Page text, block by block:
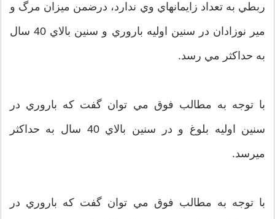
ربطي به تعداد زايمانهاي وي ندارد، درضمن ميزان مرگ و
مير نوزادان در سنين اوليه باروري و سنين بالاي 40 سال
به حداكثر مي رسد.
با توجه به مطالب فوق مي توان گفت كه باروري در
سنين اوليه بلوغ و در سنين بالاي 40 سال به حداكثر
ميرسد.
با توجه به مطالب فوق مي توان گفت كه باروري در